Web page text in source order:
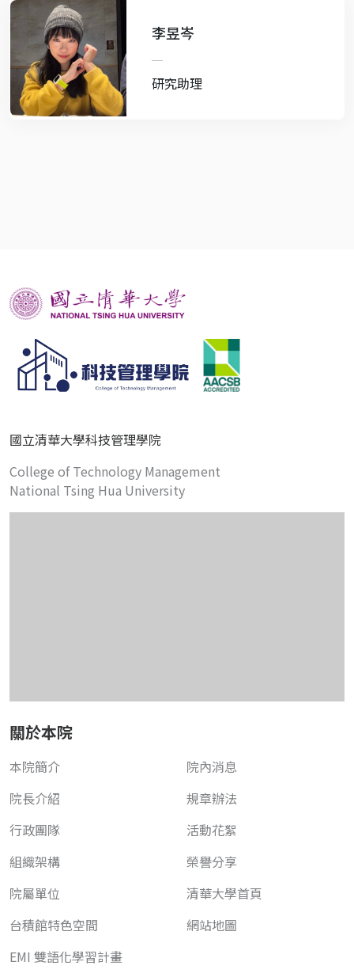
李昱岑
研究助理
國立清華大學科技管理學院
College of Technology Management
National Tsing Hua University
關於本院
本院簡介
院長介紹
行政團隊
組織架構
院屬單位
台積館特色空間
EMI 雙語化學習計畫
院內消息
規章辦法
活動花絮
榮譽分享
清華大學首頁
網站地圖